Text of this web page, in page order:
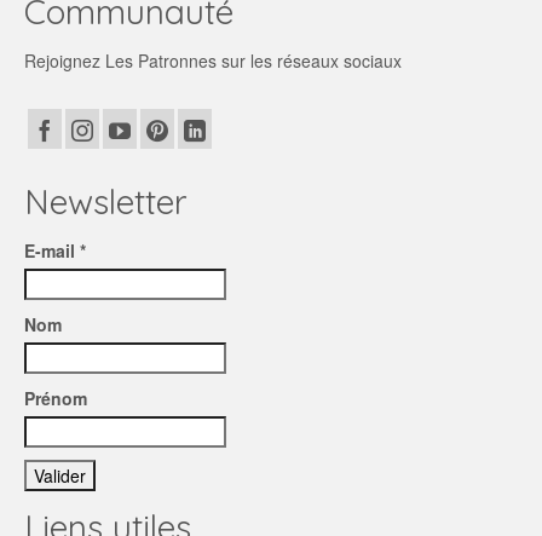
Communauté
Rejoignez Les Patronnes sur les réseaux sociaux
Newsletter
E-mail *
Nom
Prénom
Liens utiles